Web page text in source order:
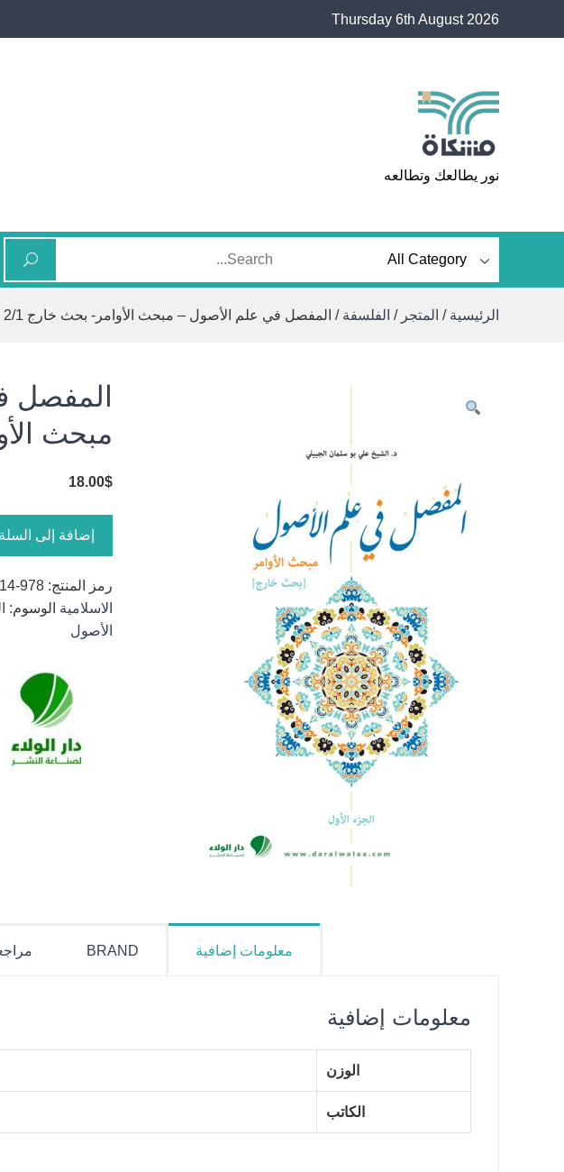
Thursday 6th August 2026
مشكاة
نور يطالعك وتطالعه
الرئيسية / المتجر / الفلسفة / المفصل في علم الأصول – مبحث الأوامر- بحث خارج 2/1
المفصل
مبحث
18.00$
إضافة إلى السلة
رمز المنتج: 978-614-420-319-4
الاسلامية الوسوم:
الأصول
معلومات إضافية BRAND
معلومات إضافية
الوزن
الكاتب